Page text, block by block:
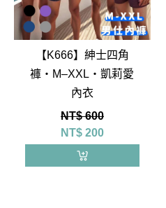
【K666】紳士四角
褲‧M–XXL‧凱莉愛
內衣
NT$ 600
NT$200